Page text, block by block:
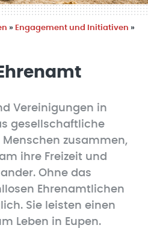
» Engagement und Initiativen »
Vereinigungen in
gesellschaftliche
Menschen zusammen,
ihre Freizeit und
Ohne das
Ehrenamtlichen
Sie leisten einen
Leben in Eupen.